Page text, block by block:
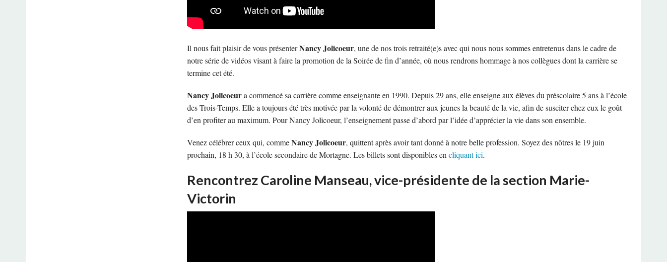
Il nous fait plaisir de vous présenterNancy Jolicoeur, une de nos trois retraité(e)s avec qui nous nous sommes entretenus dans le cadre de
notre série de vidéos visant à faire la promotion de la Soirée de fin d’année, où nous rendrons hommage à nos collègues dont la carrière se
termine cet été.
Nancy Jolicoeura commencé sa carrière comme enseignante en 1990. Depuis 29 ans, elle enseigne aux élèves du préscolaire 5 ans à l’école
des Trois-Temps. Elle a toujours été très motivée par la volonté de démontrer aux jeunes la beauté de la vie, afin de susciter chez eux le goût
d’en profiter au maximum. Pour Nancy Jolicoeur, l’enseignement passe d’abord par l’idée d’apprécier la vie dans son ensemble.
Venez célébrer ceux qui, commeNancy Jolicoeur, quittent après avoir tant donné à notre belle profession. Soyez des nôtres le 19 juin
prochain, 18 h 30, à l’école secondaire de Mortagne. Les billets sont disponibles en cliquant ici.
Rencontrez Caroline Manseau, vice-présidente de la section Marie-
Victorin